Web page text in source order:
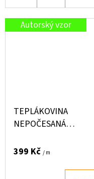
KOŠÍKU
Autorský vzor
TEPLÁKOVINA
NEPOČESANÁ
399 Kč / m